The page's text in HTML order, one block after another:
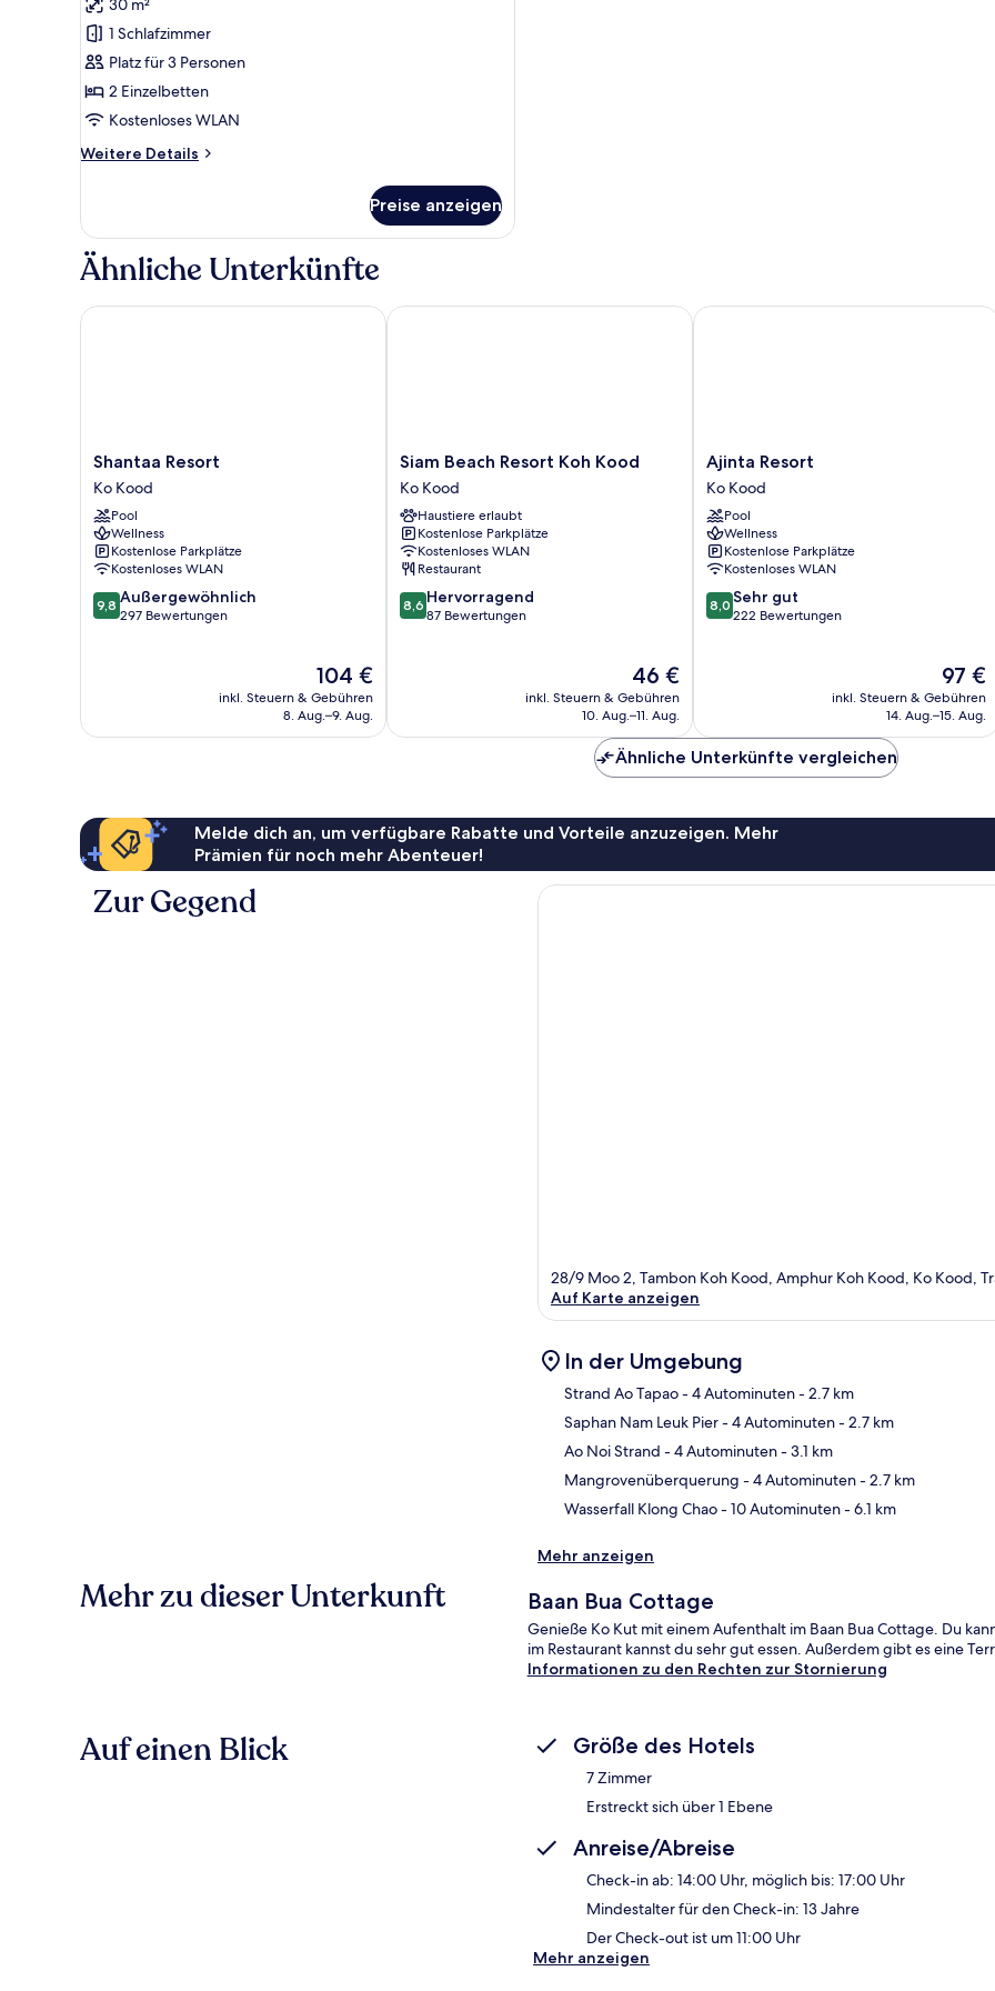
für
Twin
Room
2
anzeigen
30 m²
1 Schlafzimmer
Platz für 3 Personen
2 Einzelbetten
Kostenloses WLAN
Weitere Details
Weitere
Room
2
Preise anzeigen
Ähnliche Unterkünfte
Shantaa
Resort
Ko
Kood
Shantaa Resort
Ko Kood
Pool
Wellness
Kostenlose Parkplätze
Kostenloses WLAN
9.8
von
9,8 Außergewöhnlich
297 Bewertungen
Der
Preis
beträgt
104 €
inkl. Steuern & Gebühren
8. Aug.–9. Aug.
Shantaa Resort
Siam
Beach
Resort
Koh
Kood
Ko
Kood
Siam Beach Resort Koh Kood
Ko Kood
Haustiere erlaubt
Kostenlose Parkplätze
Kostenloses WLAN
Restaurant
8.6
von
8,6 Hervorragend
87 Bewertungen
Der
Preis
beträgt
46 €
inkl. Steuern & Gebühren
10. Aug.–11. Aug.
Siam Beach Resort Koh Kood
Ajinta
Resort
Ko
Kood
Ajinta Resort
Ko Kood
Pool
Wellness
Kostenlose Parkplätze
Kostenloses WLAN
8.0
von
8,0 Sehr gut
222 Bewertungen
Der
Preis
beträgt
97 €
inkl. Steuern & Gebühren
14. Aug.–15. Aug.
Ajinta Resort
Ähnliche Unterkünfte vergleichen
Melde dich an, um verfügbare Rabatte und Vorteile anzuzeigen. Mehr
Prämien für noch mehr Abenteuer!
Zur Gegend
28/9 Moo 2, Tambon Koh Kood, Amphur Koh Kood, Ko Kood,
Auf Karte anzeigen
In der Umgebung
Strand Ao Tapao- 4 Autominuten- 2.7 km
Saphan Nam Leuk Pier- 4 Autominuten- 2.7 km
Ao Noi Strand - 4 Autominuten- 3.1 km
Mangrovenüberquerung - 4 Autominuten- 2.7 km
Wasserfall Klong Chao- 10 Autominuten- 6.1 km
Mehr anzeigen
Mehr zu dieser Unterkunft Baan Bua Cottage
Genieße Ko Kut mit einem Aufenthalt im Baan Bua Cottage. Du
im Restaurant kannst du sehr gut essen. Außerdem gibt es eine
Informationen zu den Rechten zur Stornierung
Auf einen Blick Größe des Hotels
7 Zimmer
Erstreckt sich über 1 Ebene
Anreise/Abreise
Check-in ab: 14:00 Uhr, möglich bis: 17:00 Uhr
Mindestalter für den Check-in: 13 Jahre
Der Check-out ist um 11:00 Uhr
Mehr anzeigen